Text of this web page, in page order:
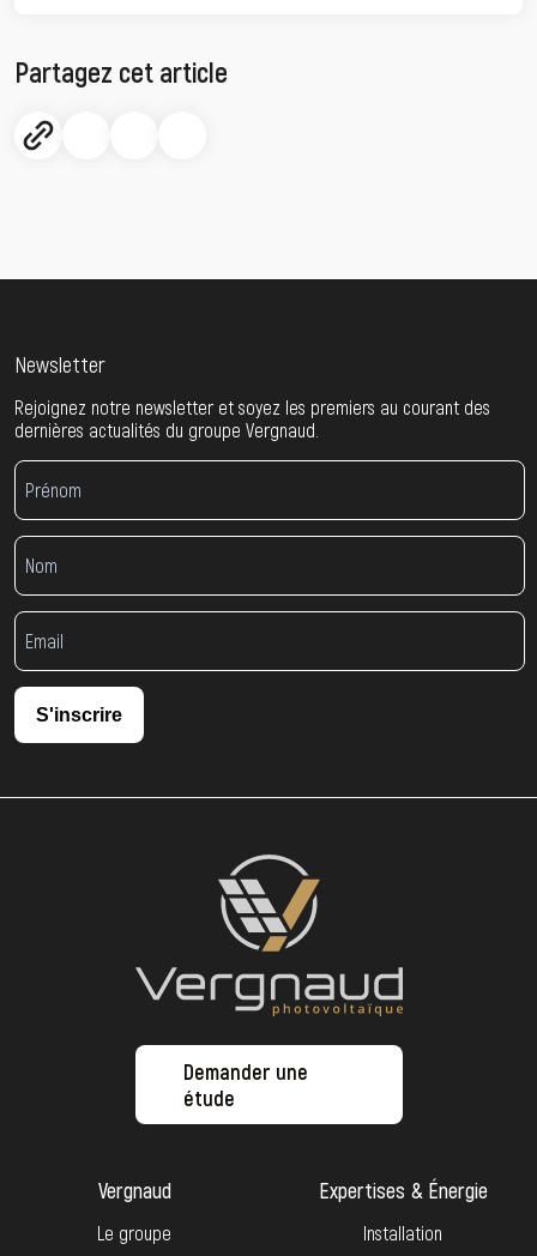
Partagez cet article
Newsletter
Rejoignez notre newsletter et soyez les premiers au courant des
dernières actualités du groupe Vergnaud.
S'inscrire
Demander une
étude
Vergnaud
Le groupe
Expertises & Énergie
Installation